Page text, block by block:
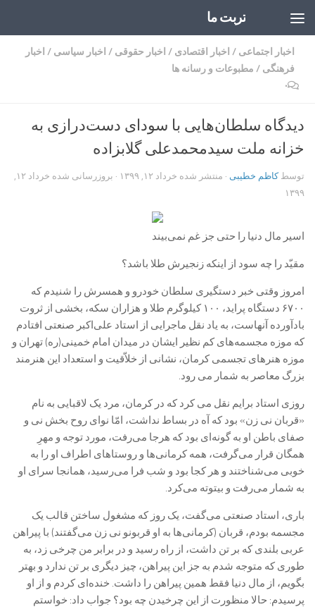
تربت ما
اخبار اجتماعی / اخبار اقتصادی / اخبار حقوقی / اخبار سیاسی / اخبار
فرهنگی / مطبوعات و رسانه ها
۰
دیدگاه سلطان‌هایی با سودای دست‌درازی به
خزانه ملت سیدمحمدعلی گلابزاده
توسطکاظم خطیبی · منتشر شده خرداد ۱۲, ۱۳۹۹ · بروزرسانی شده
خرداد ۱۲,
۱۳۹۹
اسیر مال دنیا را حتی جز غم نمی‌بیند
مقیّد را چه سود از اینکه زنجیرش طلا باشد؟
امروز وقتی خبر دستگیری سلطان خودرو و همسرش را شنیدم که
۶۷۰۰ دستگاه پراید، ۱۰۰ کیلوگرم طلا و هزاران سکه، بخشی از ثروت
بادآورده آنهاست، به یاد نقل ماجرایی از استاد علی‌اکبر صنعتی افتادم
که موزه مجسمه‌های کم نظیر ایشان در میدان امام خمینی(ره) تهران و
موزه هنرهای تجسمی کرمان، نشانی از خلاّقیت و استعداد این هنرمند
بزرگ معاصر به شمار می رود.‏
روزی استاد برایم نقل می کرد که در کرمان، مرد یک لاقبایی به نام
«قربان نی زن» بود که آه در بساط نداشت، امّا نوای روح بخش نی و
صفای باطن او به گونه‌ای بود که هرجا می‌رفت، مورد توجه و مهرِ
همگان قرار می‌گرفت، همه کرمانی‌ها و روستاهای اطراف او را به
خوبی می‌شناختند و هر کجا بود و شب فرا می‌رسید، همانجا سرای او
به شمار می‌رفت و بیتوته می‌کرد.‏
باری، استاد صنعتی می‌گفت، یک روز که مشغول ساختن قالب یک
مجسمه بودم، قربان (کرمانی‌ها به او قربونو نی زن می‌گفتند) با پیراهن
عربی بلندی که بر تن داشت، از راه رسید و در برابر من چرخی زد، به
طوری که متوجه شدم به جز این پیراهن، چیز دیگری بر تن ندارد و بهتر
بگویم، از مال دنیا فقط همین پیراهن را داشت. خنده‌ای کردم و از او
پرسیدم: حالا منظورت از این چرخیدن چه بود؟ جواب داد: خواستم